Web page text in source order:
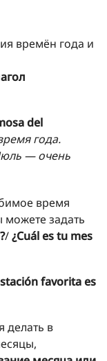
времён года и
del
года.
— очень
время
задать
/¿Cuál es tu mes
favorita es
делать в